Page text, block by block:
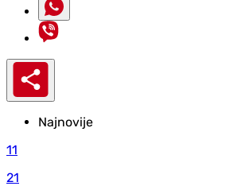
Najnovije
11
21